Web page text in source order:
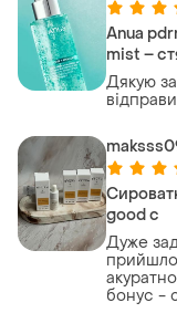
Anua
mist –
с pdrn и
Дякую
good c
Дуже
прийшло вчасно, в
бонус -